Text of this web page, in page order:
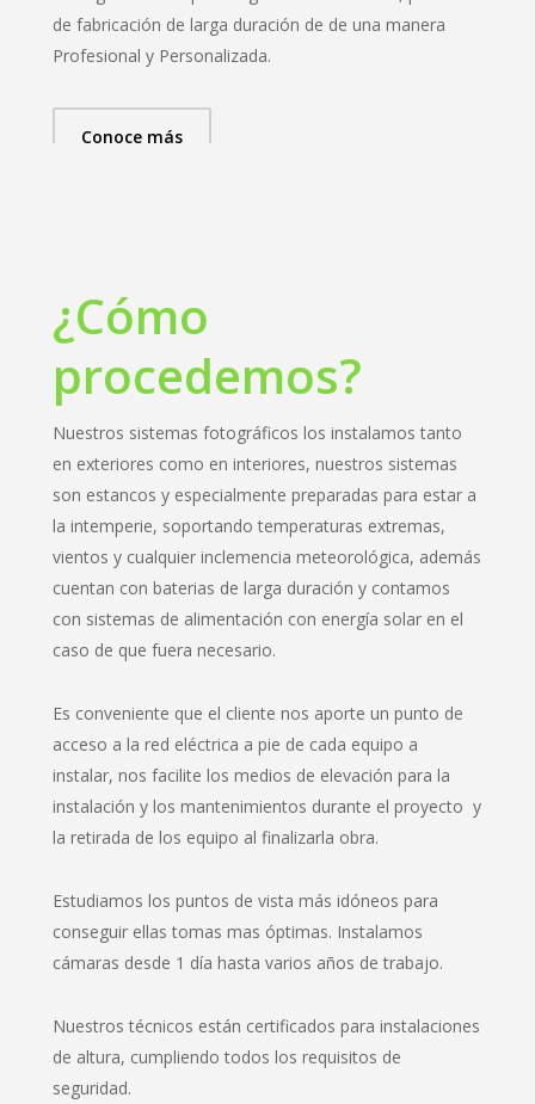
de fabricación de larga duración de de una manera
Profesional y Personalizada.
Conoce más
¿Cómo
procedemos?
Nuestros sistemas fotográficos los instalamos tanto
en exteriores como en interiores, nuestros sistemas
son estancos y especialmente preparadas para estar a
la intemperie, soportando temperaturas extremas,
vientos y cualquier inclemencia meteorológica, además
cuentan con baterias de larga duración y contamos
con sistemas de alimentación con energía solar en el
caso de que fuera necesario.
Es conveniente que el cliente nos aporte un punto de
acceso a la red eléctrica a pie de cada equipo a
instalar, nos facilite los medios de elevación para la
instalación y los mantenimientos durante el proyecto y
la retirada de los equipo al finalizarla obra.
Estudiamos los puntos de vista más idóneos para
conseguir ellas tomas mas óptimas. Instalamos
cámaras desde 1 día hasta varios años de trabajo.
Nuestros técnicos están certificados para instalaciones
de altura, cumpliendo todos los requisitos de
seguridad.